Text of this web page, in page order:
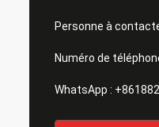
Personne à
Numéro de
WhatsApp :